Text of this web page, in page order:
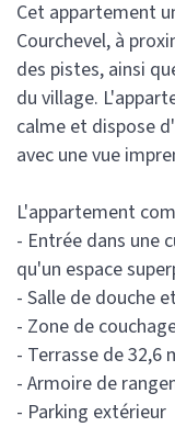
Cet appartement
Courchevel, à
des pistes, ainsi
du village.
calme et dispose
avec une vue
L'appartement
- Entrée dans une
qu'un espace
- Salle de douche
- Zone de
- Terrasse de 32,6
- Armoire de
- Parking extérieur